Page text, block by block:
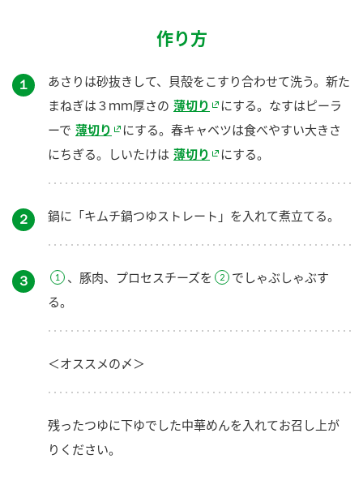
作り方
１
あさりは砂抜きして、貝殻をこすり合わせて洗う。新た
まねぎは３ｍｍ厚さの 薄切り
にする。なすはピーラ
ーで 薄切り
にする。春キャベツは食べやすい大きさ
にちぎる。しいたけは 薄切り にする。
２ 鍋に「キムチ鍋つゆストレート」を入れて煮立てる。
３ 、豚肉、プロセスチーズを
でしゃぶしゃぶす
る。
＜オススメの〆＞
残ったつゆに下ゆでした中華めんを入れてお召し上が
りください。